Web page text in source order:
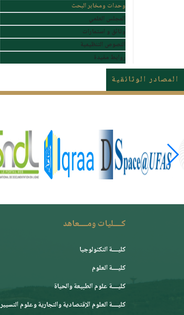
وحدات ومخابر البحث
المجلس العلمي
وثائق و استمارات
النصوص التنظيمية
روابط مفيدة
المصادر الوثائقية
كــــليات ومــــعاهد
كليــــة التكنولوجيا
كليــــة العلوم
كليــــة علوم الطبيعة والحياة
كليــــة العلوم الإقتصادية والتجارية وعلوم التسيير